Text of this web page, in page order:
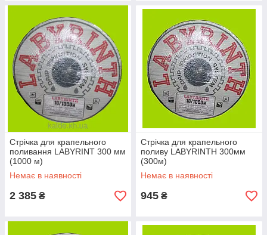
Стрічка для крапельного
поливання LABYRINT 300 мм
(1000 м)
Немає в наявності
2 385 ₴
Стрічка для крапельного
поливу LABYRINTH 300мм
(300м)
Немає в наявності
945 ₴